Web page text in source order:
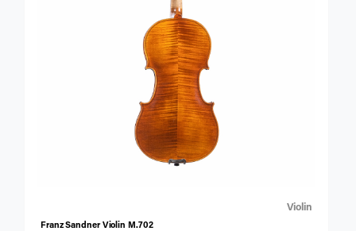
Violin
Franz Sandner Violin M.702